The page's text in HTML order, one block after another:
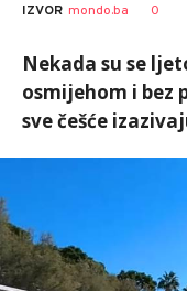
IZVOR mondo.ba 0
Nekada su se
osmijehom i bez
sve češće